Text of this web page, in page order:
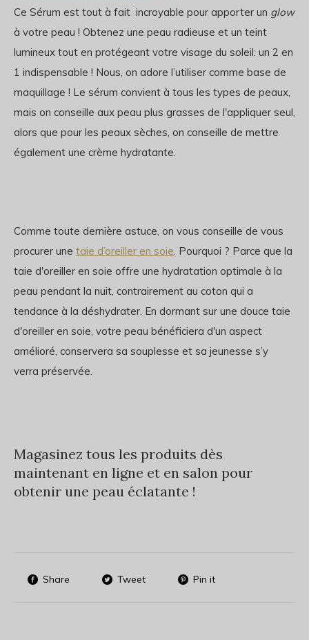
Ce Sérum est tout à fait incroyable pour apporter un glow
à votre peau ! Obtenez une peau radieuse et un teint
lumineux tout en protégeant votre visage du soleil: un 2 en
1 indispensable ! Nous, on adore l’utiliser comme base de
maquillage ! Le sérum convient à tous les types de peaux,
mais on conseille aux peau plus grasses de l'appliquer seul,
alors que pour les peaux sèches, on conseille de mettre
également une crème hydratante.
Comme toute dernière astuce, on vous conseille de vous
procurer une taie d’oreiller en soie. Pourquoi ? Parce que la
taie d'oreiller en soie offre une hydratation optimale à la
peau pendant la nuit, contrairement au coton qui a
tendance à la déshydrater. En dormant sur une douce taie
d'oreiller en soie, votre peau bénéficiera d'un aspect
amélioré, conservera sa souplesse et sa jeunesse s’y
verra préservée.
Magasinez tous les produits dès
maintenant en ligne et en salon pour
obtenir une peau éclatante !
Share Tweet Pin it